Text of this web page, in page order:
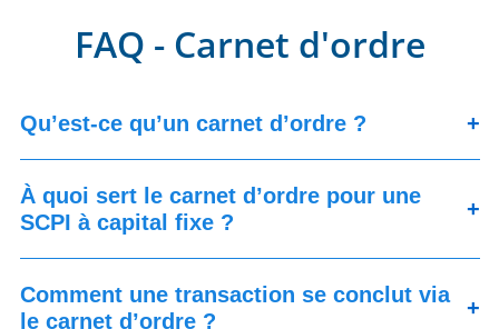
FAQ - Carnet d'ordre
Qu’est-ce qu’un carnet d’ordre ? +
À quoi sert le carnet d’ordre pour une
SCPI à capital fixe ?
+
Comment une transaction se conclut via
le carnet d’ordre ?
+